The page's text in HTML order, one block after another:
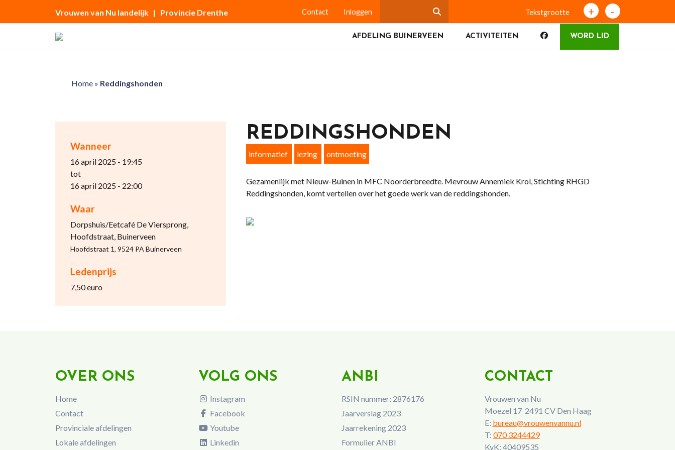
Vrouwen van Nu landelijk | Provincie Drenthe Contact Inloggen Tekstgrootte + -
AFDELING BUINERVEEN ACTIVITEITEN WORD LID
Home» Reddingshonden
Wanneer
16 april 2025 - 19:45
tot
16 april 2025 - 22:00
Waar
Dorpshuis/Eetcafé De Viersprong,
Hoofdstraat, Buinerveen
Hoofdstraat 1, 9524 PA Buinerveen
Ledenprijs
7,50 euro
REDDINGSHONDEN
informatief lezing ontmoeting
Gezamenlijk met Nieuw-Buinen in MFC Noorderbreedte. Mevrouw Annemiek Krol, Stichting RHGD
Reddingshonden, komt vertellen over het goede werk van de reddingshonden.
OVER ONS
Home
Contact
Provinciale afdelingen
Lokale afdelingen
VOLG ONS
Instagram
Facebook
Youtube
Linkedin
ANBI
RSIN nummer: 2876176
Jaarverslag 2023
Jaarrekening 2023
Formulier ANBI
CONTACT
Vrouwen van Nu
Moezel 17 2491 CV Den Haag
E: bureau@vrouwenvannu.nl
T: 070 3244429
KvK: 40409535